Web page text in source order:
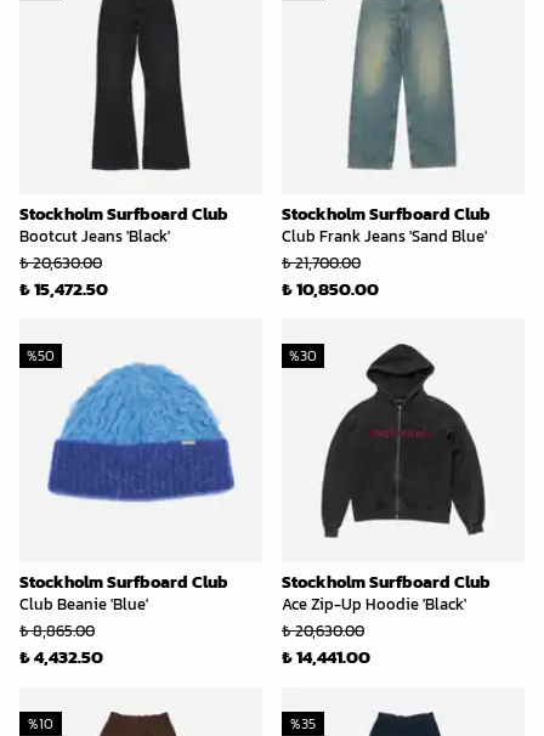
Stockholm Surfboard Club
Bootcut Jeans 'Black'
₺ 20,630.00
₺ 15,472.50
Stockholm Surfboard Club
Club Frank Jeans 'Sand Blue'
₺ 21,700.00
₺ 10,850.00
Stockholm Surfboard Club
Club Beanie 'Blue'
%50
₺ 8,865.00
₺ 4,432.50
Stockholm Surfboard Club
Ace Zip-Up Hoodie 'Black'
%30
₺ 20,630.00
₺ 14,441.00
%10 %35